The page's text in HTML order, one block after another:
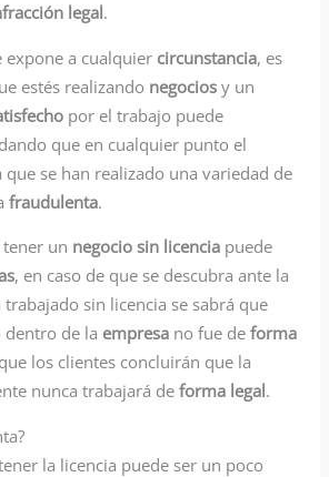
legal.
expone a cualquier circunstancia, es
estés realizando negocios y un
por el trabajo puede
que en cualquier punto el
que se han realizado una variedad de
fraudulenta.
un negocio sin licencia puede
, en caso de que se descubra ante la
trabajado sin licencia se sabrá que
de la empresa no fue deforma
los clientes concluirán que la
nunca trabajará deforma legal.
la licencia puede ser un poco